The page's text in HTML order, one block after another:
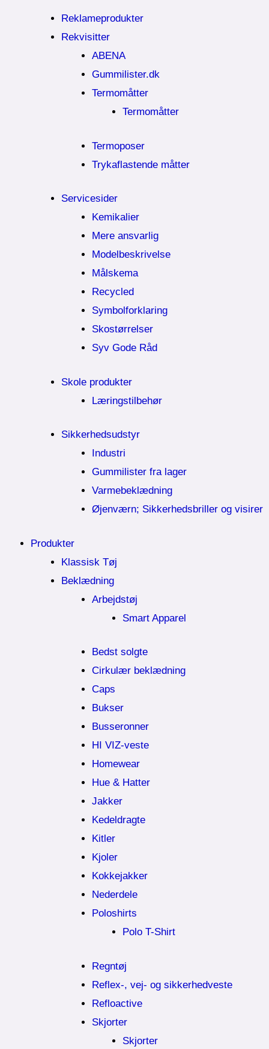
Reklameprodukter
Rekvisitter
ABENA
Gummilister.dk
Termomåtter
Termomåtter
Termoposer
Trykaflastende måtter
Servicesider
Kemikalier​
Mere ansvarlig
Modelbeskrivelse
Målskema
Recycled
Symbolforklaring
Skostørrelser
Syv Gode Råd
Skole produkter
Læringstilbehør
Sikkerhedsudstyr
Industri
Gummilister fra lager
Varmebeklædning
Øjenværn; Sikkerhedsbriller og visirer
Produkter
Klassisk Tøj
Beklædning
Arbejdstøj
Smart Apparel
Bedst solgte
Cirkulær beklædning
Caps
Bukser
Busseronner
HI VIZ-veste
Homewear
Hue & Hatter
Jakker
Kedeldragte
Kitler
Kjoler
Kokkejakker
Nederdele
Poloshirts
Polo T-Shirt
Regntøj
Reflex-, vej- og sikkerhedveste
Refloactive
Skjorter
Skjorter